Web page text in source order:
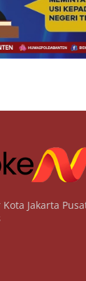
Jakarta